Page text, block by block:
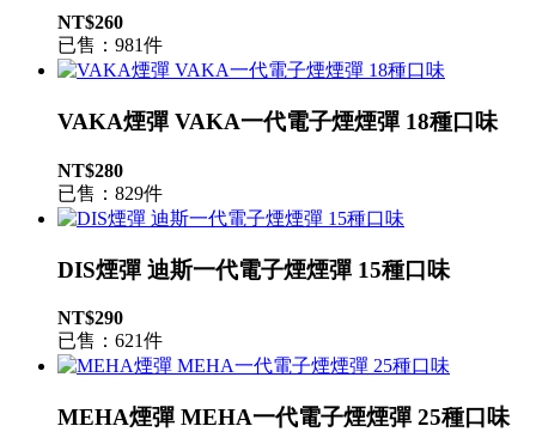
NT$260
已售：981件
VAKA煙彈 VAKA一代電子煙煙彈 18種口味
NT$280
已售：829件
DIS煙彈 迪斯一代電子煙煙彈 15種口味
NT$290
已售：621件
MEHA煙彈 MEHA一代電子煙煙彈 25種口味